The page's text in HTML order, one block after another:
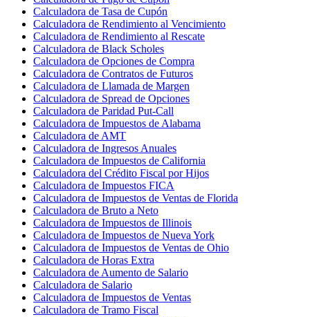
Calculadora de Tasa de Cupón
Calculadora de Rendimiento al Vencimiento
Calculadora de Rendimiento al Rescate
Calculadora de Black Scholes
Calculadora de Opciones de Compra
Calculadora de Contratos de Futuros
Calculadora de Llamada de Margen
Calculadora de Spread de Opciones
Calculadora de Paridad Put-Call
Calculadora de Impuestos de Alabama
Calculadora de AMT
Calculadora de Ingresos Anuales
Calculadora de Impuestos de California
Calculadora del Crédito Fiscal por Hijos
Calculadora de Impuestos FICA
Calculadora de Impuestos de Ventas de Florida
Calculadora de Bruto a Neto
Calculadora de Impuestos de Illinois
Calculadora de Impuestos de Nueva York
Calculadora de Impuestos de Ventas de Ohio
Calculadora de Horas Extra
Calculadora de Aumento de Salario
Calculadora de Salario
Calculadora de Impuestos de Ventas
Calculadora de Tramo Fiscal